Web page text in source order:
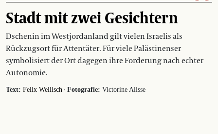
Stadt mit zwei Gesichtern
Dschenin im Westjordanland gilt vielen Israelis als
Rückzugsort für Attentäter. Für viele Palästinenser
symbolisiert der Ort dagegen ihre Forderung nach echter
Autonomie.
Text: Felix Wellisch · Fotografie: Victorine Alisse